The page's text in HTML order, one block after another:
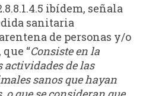
ibídem, señala
sanitaria
de personas y/o
“Consiste en la
actividades de las
sanos que hayan